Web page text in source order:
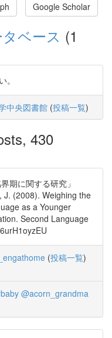
Google Scholar
ベース (1
。
中央図書館 (投稿一覧)
430
期に関する研究」
J. (2008). Weighing the
as a Younger
Second Language
(投稿一覧)
@acorn_grandma